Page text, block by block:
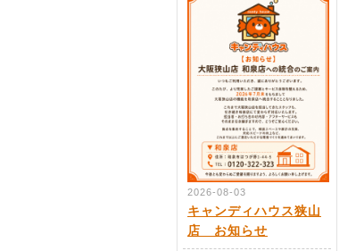
2026-08-03
キャンディハウス狭山
店 お知らせ